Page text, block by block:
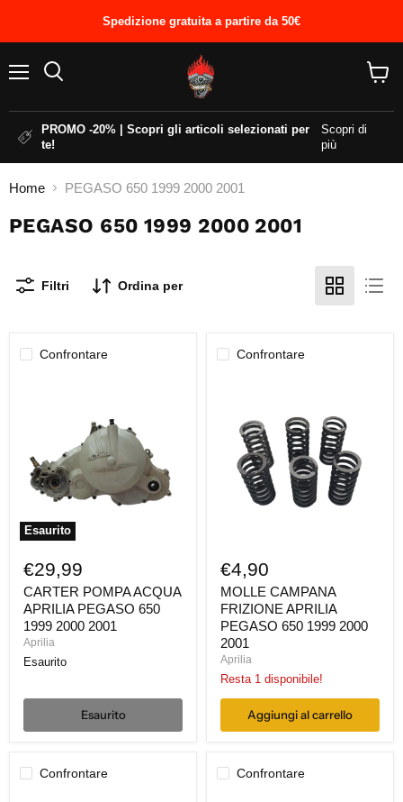
Spedizione gratuita a partire da 50€
PROMO -20% | Scopri gli articoli selezionati per
te!
Scopri di
più
Home PEGASO 650 1999 2000 2001
PEGASO 650 1999 2000 2001
Filtri Ordina per
Confrontare
Esaurito
650
1999
2000
2001
€29,99
CARTER POMPA ACQUA
APRILIA PEGASO 650
1999 2000 2001
Aprilia
Esaurito
Esaurito
Confrontare
APRILIA
PEGASO
1999
2000
€4,90
MOLLE CAMPANA
FRIZIONE APRILIA
PEGASO 650 1999 2000
2001
Aprilia
Resta 1 disponibile!
Aggiungi al carrello
Confrontare
Confrontare